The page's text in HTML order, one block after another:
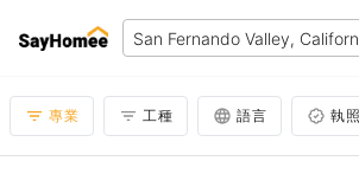
專業 工種 語言 執照